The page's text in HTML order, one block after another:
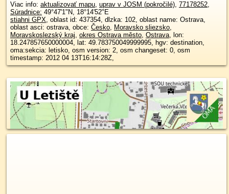
Viac info: aktualizovať mapu, uprav v JOSM (pokročilé), 77178252,
Súradnice: 49°47'1"N, 18°14'52"E
stiahni GPX, oblast id: 437354, dlzka: 102, oblast name: Ostrava,
oblast asci: ostrava, obce: Česko, Moravsko sliezsko,
Moravskoslezský kraj, okres Ostrava město, Ostrava, lon:
18.247857650000004, lat: 49.783750049999995, hgv: destination,
oma:sekcia: letisko, osm version: 2, osm changeset: 0, osm
timestamp: 2012 04 13T16:14:28Z,